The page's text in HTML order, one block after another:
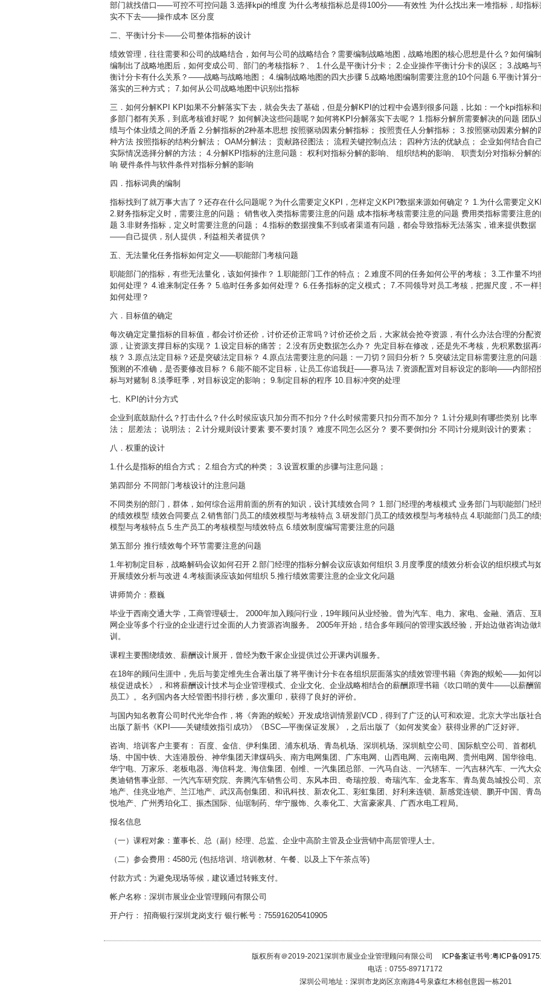
部门就找借口——可控不可控问题 3.选择kpi的维度 为什么考核指标总是得100分——有效性 为什么找出来一堆指标，却指标
实不下去——操作成本 区分度
二、平衡计分卡——公司整体指标的设计
绩效管理，往往需要和公司的战略结合，如何与公司的战略结合？需要编制战略地图，战略地图的核心思想是什么？如何编
编制出了战略地图后，如何变成公司、部门的考核指标？、
1.什么是平衡计分卡； 2.企业操作平衡计分卡的误区； 3.战略与
衡计分卡有什么关系？——战略与战略地图； 4.编制战略地图的四大步骤 5.战略地图编制需要注意的10个问题 6.平衡计算分
落实的三种方式； 7.如何从公司战略地图中识别出指标
三．如何分解KPI KPI如果不分解落实下去，就会失去了基础，但是分解KPI的过程中会遇到很多问题，比如：一个kpi指标和
多部门都有关系，到底考核谁好呢？ 如何解决这些问题呢？如何将KPI分解落实下去呢？ 1.指标分解所需要解决的问题 团队
绩与个体业绩之间的矛盾 2.分解指标的2种基本思想 按照驱动因素分解指标； 按照责任人分解指标； 3.按照驱动因素分解的
种方法 按照指标的结构分解法； OAM分解法； 贡献路径图法； 流程关键控制点法； 四种方法的优缺点； 企业如何结合自
实际情况选择分解的方法； 4.分解KPI指标的注意问题： 权利对指标分解的影响、 组织结构的影响、 职责划分对指标分解的
响 硬件条件与软件条件对指标分解的影响
四．指标词典的编制
指标找到了就万事大吉了？还存在什么问题呢？为什么需要定义KPI，怎样定义KPI?数据来源如何确定？ 1.为什么需要定义
2.财务指标定义时，需要注意的问题； 销售收入类指标需要注意的问题 成本指标考核需要注意的问题 费用类指标需要注意的
题 3.非财务指标，定义时需要注意的问题； 4.指标的数据搜集不到或者渠道有问题，都会导致指标无法落实，谁来提供数据
——自己提供，别人提供，利益相关者提供？
五、无法量化任务指标如何定义——职能部门考核问题
职能部门的指标，有些无法量化，该如何操作？ 1.职能部门工作的特点； 2.难度不同的任务如何公平的考核； 3.工作量不均
如何处理？ 4.谁来制定任务？ 5.临时任务多如何处理？ 6.任务指标的定义模式； 7.不同领导对员工考核，把握尺度，不一样
如何处理？
六．目标值的确定
每次确定定量指标的目标值，都会讨价还价，讨价还价正常吗？讨价还价之后，大家就会抢夺资源，有什么办法合理的分配资
源，让资源支撑目标的实现？ 1.设定目标的痛苦； 2.没有历史数据怎么办？ 先定目标在修改，还是先不考核，先积累数据再
核？ 3.原点法定目标？还是突破法定目标？ 4.原点法需要注意的问题：一刀切？回归分析？ 5.突破法定目标需要注意的问题
预测的不准确，是否要修改目标？ 6.能不能不定目标，让员工你追我赶——赛马法 7.资源配置对目标设定的影响——内部招
标与对赌制 8.淡季旺季，对目标设定的影响； 9.制定目标的程序 10.目标冲突的处理
七、KPI的计分方式
企业到底鼓励什么？打击什么？什么时候应该只加分而不扣分？什么时候需要只扣分而不加分？ 1.计分规则有哪些类别 比率
法； 层差法； 说明法； 2.计分规则设计要素 要不要封顶？ 难度不同怎么区分？ 要不要倒扣分 不同计分规则设计的要素；
八．权重的设计
1.什么是指标的组合方式； 2.组合方式的种类； 3.设置权重的步骤与注意问题；
第四部分 不同部门考核设计的注意问题
不同类别的部门，群体，如何综合运用前面的所有的知识，设计其绩效合同？ 1.部门经理的考核模式 业务部门与职能部门经
的绩效模型 绩效合同要点 2.销售部门员工的绩效模型与考核特点 3.研发部门员工的绩效模型与考核特点 4.职能部门员工的绩
模型与考核特点 5.生产员工的考核模型与绩效特点 6.绩效制度编写需要注意的问题
第五部分 推行绩效每个环节需要注意的问题
1.年初制定目标，战略解码会议如何召开 2.部门经理的指标分解会议应该如何组织 3.月度季度的绩效分析会议的组织模式与
开展绩效分析与改进 4.考核面谈应该如何组织 5.推行绩效需要注意的企业文化问题
讲师简介：蔡巍
毕业于西南交通大学，工商管理硕士。 2000年加入顾问行业，19年顾问从业经验。曾为汽车、电力、家电、金融、酒店、互
网企业等多个行业的企业进行过全面的人力资源咨询服务。 2005年开始，结合多年顾问的管理实践经验，开始边做咨询边做
训。
课程主要围绕绩效、薪酬设计展开，曾经为数千家企业提供过公开课内训服务。
在18年的顾问生涯中，先后与姜定维先生合著出版了将平衡计分卡在各组织层面落实的绩效管理书籍《奔跑的蜈蚣——如何
核促进成长》，和将薪酬设计技术与企业管理模式、企业文化、企业战略相结合的薪酬原理书籍《吹口哨的黄牛——以薪酬
员工》。名列国内各大经管图书排行榜，多次重印，获得了良好的评价。
与国内知名教育公司时代光华合作，将《奔跑的蜈蚣》开发成培训情景剧VCD，得到了广泛的认可和欢迎。北京大学出版社
出版了新书《KPI——关键绩效指引成功》《BSC—平衡保证发展》，之后出版了《如何发奖金》获得业界的广泛好评。
咨询、培训客户主要有： 百度、金信、伊利集团、浦东机场、青岛机场、深圳机场、深圳航空公司、国际航空公司、首都机
场、中国中铁、大连港股份、神华集团天津煤码头、南方电网集团、广东电网、山西电网、云南电网、贵州电网、国华徐电
华宁电、万家乐、老板电器、海信科龙、海信集团、创维、一汽集团总部、一汽马自达、一汽轿车、一汽吉林汽车、一汽大众
奥迪销售事业部、一汽汽车研究院、奔腾汽车销售公司、东风本田、奇瑞控股、奇瑞汽车、金龙客车、青岛黄岛城投公司、
地产、佳兆业地产、兰江地产、武汉高创集团、和讯科技、新农化工、彩虹集团、好利来连锁、新感觉连锁、鹏开中国、青
悦地产、广州秀珀化工、振杰国际、仙琚制药、华宁服饰、久泰化工、大富豪家具、广西水电工程局。
报名信息
（一）课程对象：董事长、总（副）经理、总监、企业中高阶主管及企业营销中高层管理人士。
（二）参会费用：4580元 (包括培训、培训教材、午餐、以及上下午茶点等)
付款方式：为避免现场等候，建议通过转账支付。
帐户名称：深圳市展业企业管理顾问有限公司
开户行： 招商银行深圳龙岗支行 银行帐号：755916205410905
版权所有＠2019-2021深圳市展业企业管理顾问有限公司
ICP备案证书号:粤ICP备
电话：0755-89717172
深圳公司地址：深圳市龙岗区京南路4号泉森红木棉创意园一栋201